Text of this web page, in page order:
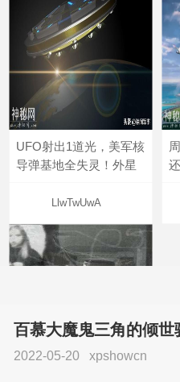
UFO射出1道光，美军核
导弹基地全失灵！外星
LlwTwUwA
百慕大魔鬼三角的倾世
2022-05-20 xpshowcn